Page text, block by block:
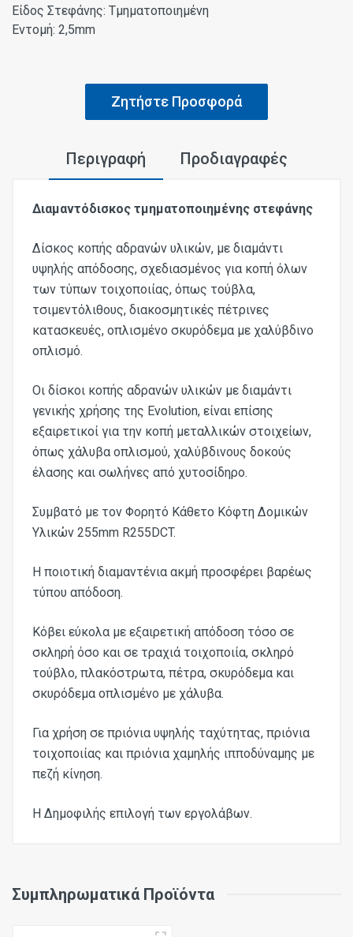
Είδος Στεφάνης: Τμηματοποιημένη
Εντομή: 2,5mm
Ζητήστε Προσφορά
Περιγραφή Προδιαγραφές
Διαμαντόδισκος τμηματοποιημένης στεφάνης
Δίσκος κοπής αδρανών υλικών, με διαμάντι
υψηλής απόδοσης, σχεδιασμένος για κοπή όλων
των τύπων τοιχοποιίας, όπως τούβλα,
τσιμεντόλιθους, διακοσμητικές πέτρινες
κατασκευές, οπλισμένο σκυρόδεμα με χαλύβδινο
οπλισμό.
Οι δίσκοι κοπής αδρανών υλικών με διαμάντι
γενικής χρήσης της Evolution, είναι επίσης
εξαιρετικοί για την κοπή μεταλλικών στοιχείων,
όπως χάλυβα οπλισμού, χαλύβδινους δοκούς
έλασης και σωλήνες από χυτοσίδηρο.
Συμβατό με τον Φορητό Κάθετο Κόφτη Δομικών
Υλικών 255mm R255DCT.
Η ποιοτική διαμαντένια ακμή προσφέρει βαρέως
τύπου απόδοση.
Κόβει εύκολα με εξαιρετική απόδοση τόσο σε
σκληρή όσο και σε τραχιά τοιχοποιία, σκληρό
τούβλο, πλακόστρωτα, πέτρα, σκυρόδεμα και
σκυρόδεμα οπλισμένο με χάλυβα.
Για χρήση σε πριόνια υψηλής ταχύτητας, πριόνια
τοιχοποιίας και πριόνια χαμηλής ιπποδύναμης με
πεζή κίνηση.
Η Δημοφιλής επιλογή των εργολάβων.
Συμπληρωματικά Προϊόντα